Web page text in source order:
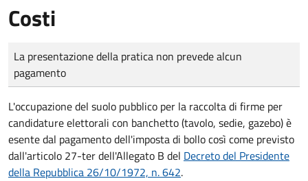
Costi
Tipo di pagamento
Importo
La presentazione della pratica non prevede alcun
pagamento
L'occupazione del suolo pubblico per la raccolta di firme per
candidature elettorali con banchetto (tavolo, sedie, gazebo) è
esente dal pagamento dell'imposta di bollo così come previsto
dall'articolo 27-ter dell'Allegato B del Decreto del Presidente
della Repubblica 26/10/1972, n. 642.